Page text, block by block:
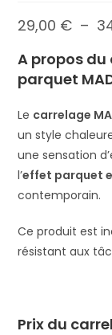
29,00 € –
A propos
parquet
Le carrelage
un style
une sensation
l’effet parquet
contemporain.
Ce produit est
résistant aux
Prix du